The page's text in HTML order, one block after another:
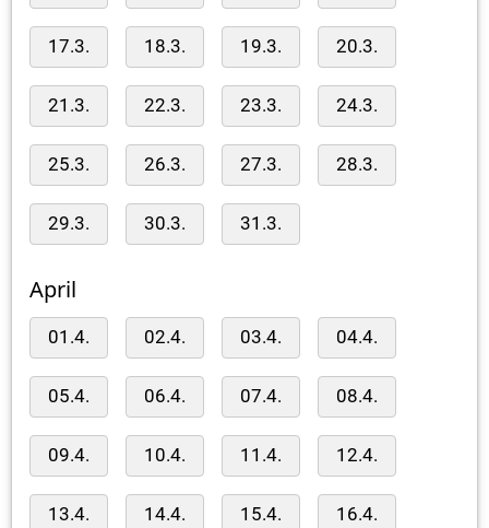
17.3. 18.3. 19.3. 20.3.
21.3. 22.3. 23.3. 24.3.
25.3. 26.3. 27.3. 28.3.
29.3. 30.3. 31.3.
April
01.4. 02.4. 03.4. 04.4.
05.4. 06.4. 07.4. 08.4.
09.4. 10.4. 11.4. 12.4.
13.4. 14.4. 15.4. 16.4.